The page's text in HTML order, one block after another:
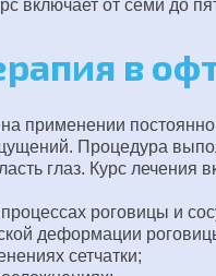
включает от семи до
в
применении
Процедура
глаз. Курс
роговицы и
деформации
сетчатки;